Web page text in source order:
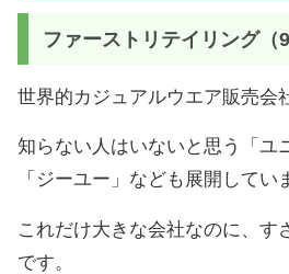
ファーストリテイリング（
世界的カジュアルウエア販売会
知らない人はいないと思う「ユ
「ジーユー」なども展開してい
これだけ大きな会社なのに、す
です。